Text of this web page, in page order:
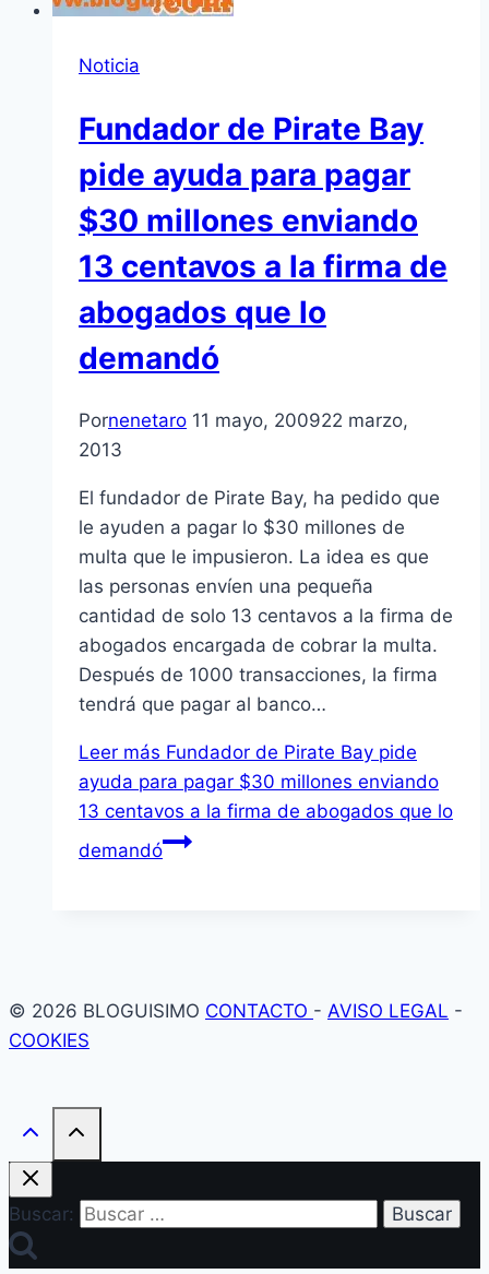
Noticia
Fundador de Pirate Bay
pide ayuda para pagar
$30 millones enviando
13 centavos a la firma de
abogados que lo
demandó
Pornenetaro 11 mayo, 200922 marzo,
2013
El fundador de Pirate Bay, ha pedido que
le ayuden a pagar lo $30 millones de
multa que le impusieron. La idea es que
las personas enví­en una pequeña
cantidad de solo 13 centavos a la firma de
abogados encargada de cobrar la multa.
Después de 1000 transacciones, la firma
tendrá que pagar al banco…
Leer más Fundador de Pirate Bay pide
ayuda para pagar $30 millones enviando
13 centavos a la firma de abogados que lo
demandó
© 2026 BLOGUISIMO CONTACTO - AVISO LEGAL -
COOKIES
Buscar: